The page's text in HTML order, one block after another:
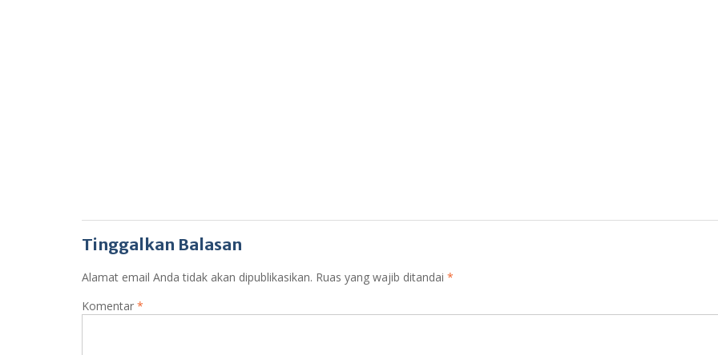
Tinggalkan Balasan
Alamat email Anda tidak akan dipublikasikan. Ruas yang wajib ditandai *
Komentar *